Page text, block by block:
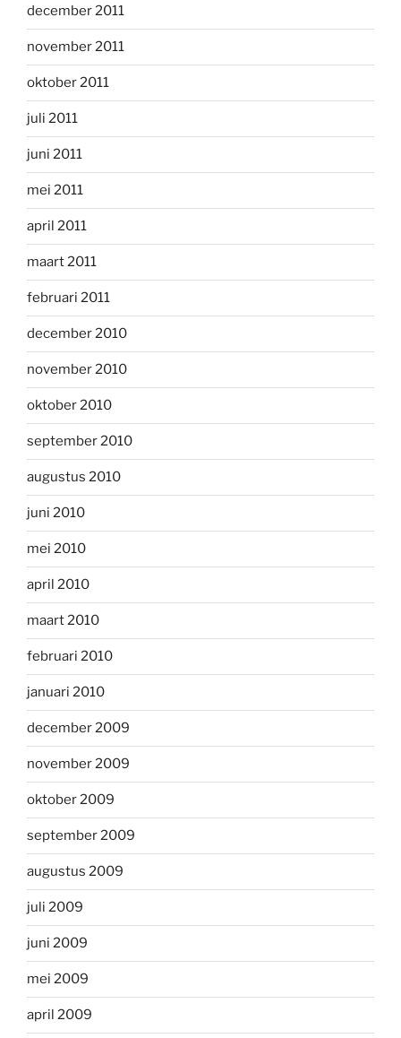
december 2011
november 2011
oktober 2011
juli 2011
juni 2011
mei 2011
april 2011
maart 2011
februari 2011
december 2010
november 2010
oktober 2010
september 2010
augustus 2010
juni 2010
mei 2010
april 2010
maart 2010
februari 2010
januari 2010
december 2009
november 2009
oktober 2009
september 2009
augustus 2009
juli 2009
juni 2009
mei 2009
april 2009